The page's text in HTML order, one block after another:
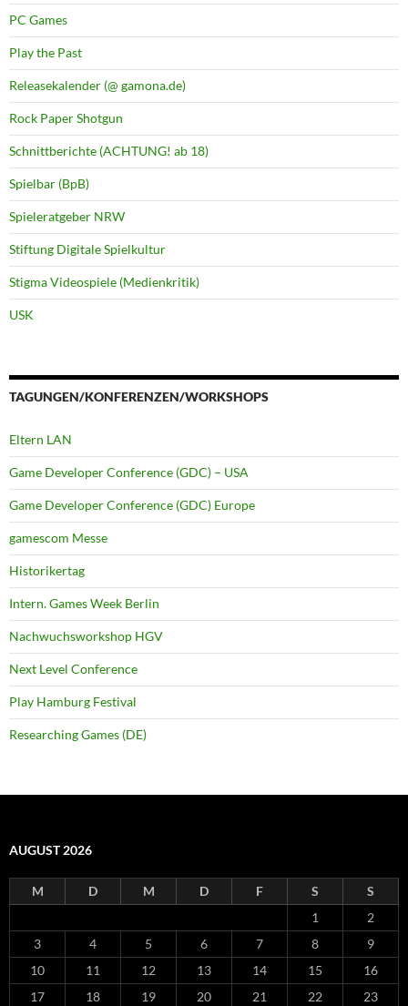
PC Games
Play the Past
Releasekalender (@ gamona.de)
Rock Paper Shotgun
Schnittberichte (ACHTUNG! ab 18)
Spielbar (BpB)
Spieleratgeber NRW
Stiftung Digitale Spielkultur
Stigma Videospiele (Medienkritik)
USK
TAGUNGEN/KONFERENZEN/WORKSHOPS
Eltern LAN
Game Developer Conference (GDC) – USA
Game Developer Conference (GDC) Europe
gamescom Messe
Historikertag
Intern. Games Week Berlin
Nachwuchsworkshop HGV
Next Level Conference
Play Hamburg Festival
Researching Games (DE)
AUGUST 2026
M D M D F S
S
1
2
3
4 5 6 7 8
9
10
11 12 13 14 15
16
17
18 19 20 21 22
23